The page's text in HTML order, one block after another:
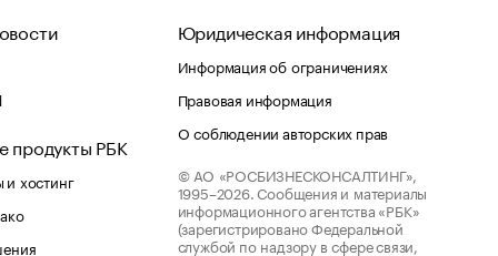
продукты РБК
хостинг
Юридическая информация
Информация об ограничениях
Правовая информация
О соблюдении авторских прав
© АО «РОСБИЗНЕСКОНСАЛТИНГ»,
1995–2026. Сообщения и материалы
информационного агентства «РБК»
(зарегистрировано Федеральной
службой по надзору в сфере связи,